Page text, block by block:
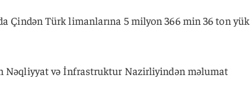
Çindən Türk limanlarına 5 milyon 366 min 36 ton yük
Nəqliyyat və İnfrastruktur Nazirliyindən məlumat